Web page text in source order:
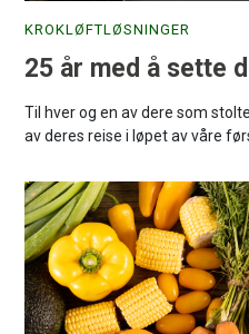
KROKLØFTLØSNINGER
25 år med å sette
Til hver og en av dere som
av deres reise i løpet av våre